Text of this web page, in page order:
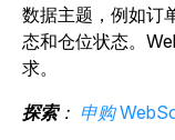
数据主题，例如订
态和仓位状态。
求。
探索： 申购